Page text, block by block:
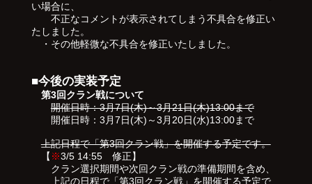
い場合に、
不正なコメントが表示されてしまう不具合を修正い
たしました。
・その他軽微な不具合を修正いたしました。
■今後の実装予定
第3回クラン戦について
開催日時：3月7日(木)～3月21日(木)13:00まで
開催日時：3月7日(木)～3月20日(水)13:00まで
上記日程で「第3回クラン戦」を開催する予定です。
【 ※3/5 14:55 修正】
クラン選択期間や次回クラン戦の準備期間を含め、
上記の日程で「第3回クラン戦」を開催する予定で